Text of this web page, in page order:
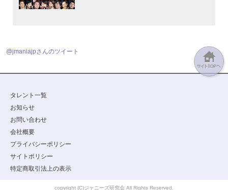
@jmaniajpさんのツイート
タレント一覧
お知らせ
お問い合わせ
会社概要
プライバシーポリシー
サイトポリシー
特定商取引法上の表示
copyright (C)ジャニーズ研究会 All Rights Reserved.